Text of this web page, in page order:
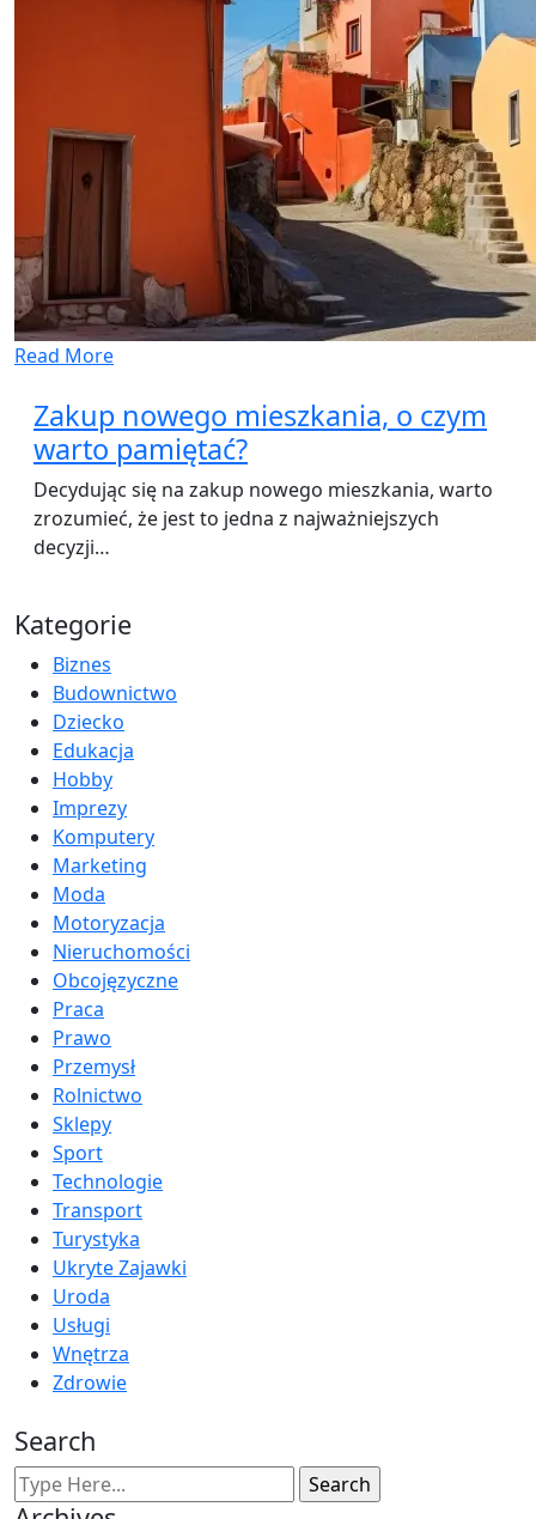
Read More
Zakup nowego mieszkania, o czym
warto pamiętać?
Decydując się na zakup nowego mieszkania, warto
zrozumieć, że jest to jedna z najważniejszych
decyzji…
Kategorie
Biznes
Budownictwo
Dziecko
Edukacja
Hobby
Imprezy
Komputery
Marketing
Moda
Motoryzacja
Nieruchomości
Obcojęzyczne
Praca
Prawo
Przemysł
Rolnictwo
Sklepy
Sport
Technologie
Transport
Turystyka
Ukryte Zajawki
Uroda
Usługi
Wnętrza
Zdrowie
Search